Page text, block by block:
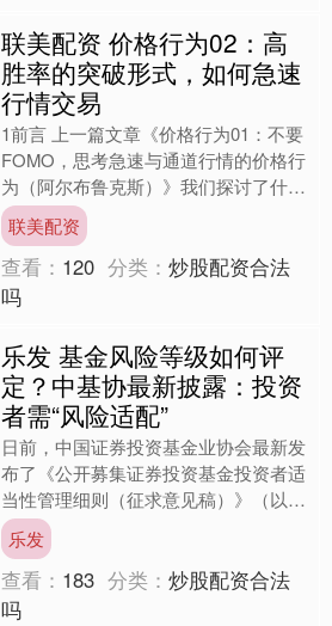
联美配资 价格行为02：高
胜率的突破形式，如何急速
行情交易
1前言 上一篇文章《价格行为01：不要
FOMO，思考急速与通道行情的价格行
为（阿尔布鲁克斯）》我们探讨了什么
是趋势，趋势的组成及趋势通道的行为
特征。并且讨论了急....
联美配资
查看： 120 分类：炒股配资合法
吗
乐发 基金风险等级如何评
定？中基协最新披露：投资
者需“风险适配”
日前，中国证券投资基金业协会最新发
布了《公开募集证券投资基金投资者适
当性管理细则（征求意见稿）》（以下
简称《细则》），面向社会公开征求意
见。 基于行情变化以及基....
乐发
查看： 183 分类：炒股配资合法
吗